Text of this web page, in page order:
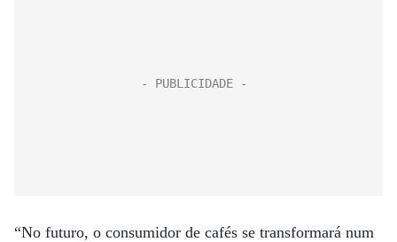
“No futuro, o consumidor de cafés se transformará num